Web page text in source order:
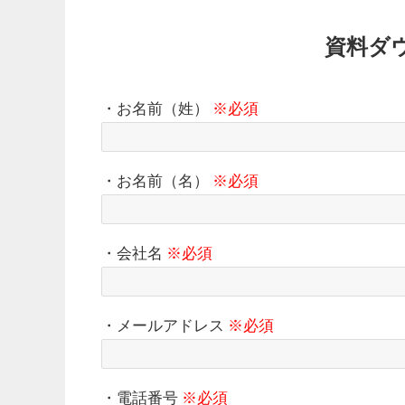
資料ダ
・お名前（姓） ※必須
・お名前（名） ※必須
・会社名 ※必須
・メールアドレス ※必須
・電話番号 ※必須